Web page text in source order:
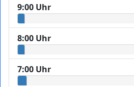
9:00 Uhr
8:00 Uhr
7:00 Uhr